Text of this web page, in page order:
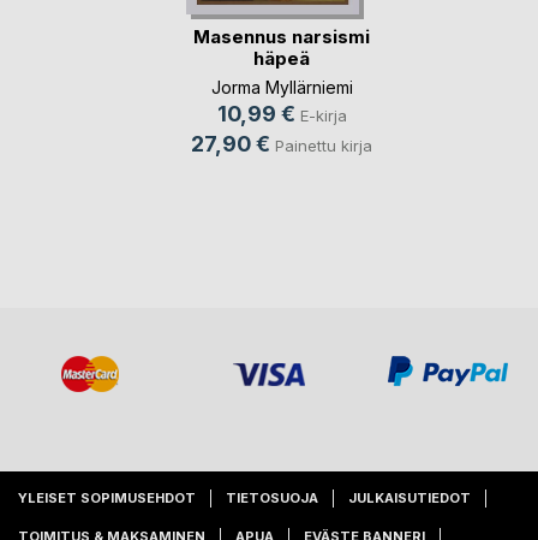
Masennus narsismi
häpeä
Jorma Myllärniemi
10,99 € E-kirja
27,90 € Painettu kirja
YLEISET SOPIMUSEHDOT TIETOSUOJA JULKAISUTIEDOT
TOIMITUS & MAKSAMINEN APUA EVÄSTE BANNERI